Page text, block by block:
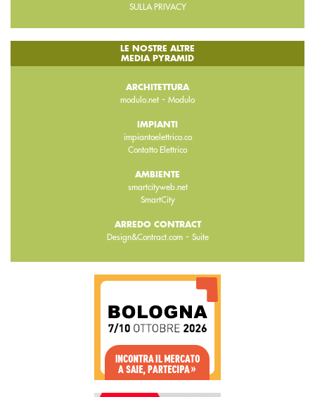
SULLA PRIVACY
LE NOSTRE ALTRE
MEDIA PYRAMID
ARCHITETTURA
modulo.net - Modulo
IMPIANTI
impiantoelettrico.co
Contatto Elettrico
AMBIENTE
smartcityweb.net
SmartCity
ARREDO CONTRACT
Design&Contract.com- Suite